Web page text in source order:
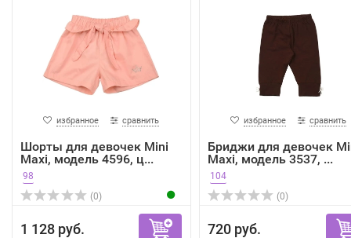
избранное сравнить
Шорты для девочек Mini
Maxi, модель 4596, ц...
98
(0)
1 128 руб.
избранное сравнить
Бриджи для девочек
Maxi, модель 3537, ...
104
(0)
720 руб.